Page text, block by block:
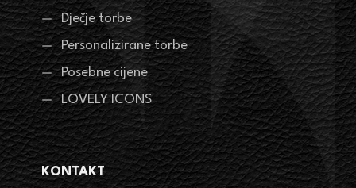
Dječje torbe
Personalizirane torbe
Posebne cijene
LOVELY ICONS
KONTAKT